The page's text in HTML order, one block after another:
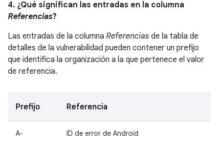
4. ¿Qué significan las entradas en la columna
Referencias?
Las entradas de la columna Referencias de la tabla de
detalles de la vulnerabilidad pueden contener un prefijo
que identifica la organización a la que pertenece el valor
de referencia.
Prefijo Referencia
A- ID de error de Android